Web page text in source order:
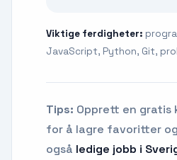
Viktige ferdigheter:
JavaScript, Python, Git,
Tips: Opprett en gratis
for å lagre favoritter
også ledige jobb i